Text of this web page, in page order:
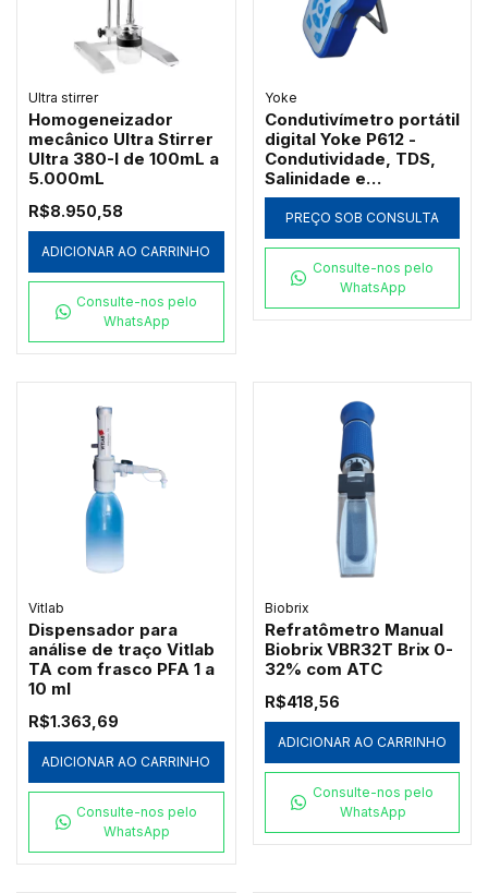
Ultra stirrer
Homogeneizador
mecânico Ultra Stirrer
Ultra 380-I de 100mL a
5.000mL
R$8.950,58
ADICIONAR AO CARRINHO
Consulte-nos pelo
WhatsApp
Yoke
Condutivímetro portátil
digital Yoke P612 -
Condutividade, TDS,
Salinidade e
Resistividade
PREÇO SOB CONSULTA
Consulte-nos pelo
WhatsApp
Vitlab
Dispensador para
análise de traço Vitlab
TA com frasco PFA 1 a
10 ml
R$1.363,69
ADICIONAR AO CARRINHO
Consulte-nos pelo
WhatsApp
Biobrix
Refratômetro Manual
Biobrix VBR32T Brix 0-
32% com ATC
R$418,56
ADICIONAR AO CARRINHO
Consulte-nos pelo
WhatsApp